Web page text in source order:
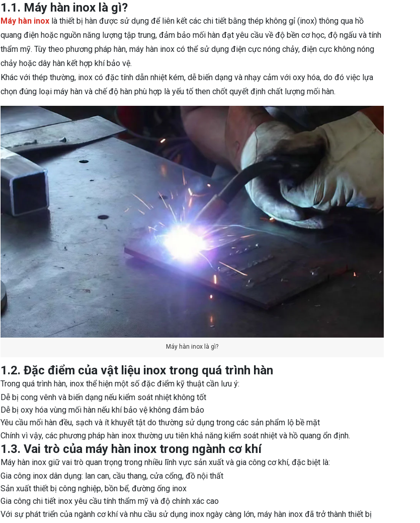
1.1. Máy hàn inox là gì?
Máy hàn inox là thiết bị hàn được sử dụng để liên kết các chi tiết bằng thép không gỉ (inox) thông qua hồ
quang điện hoặc nguồn năng lượng tập trung, đảm bảo mối hàn đạt yêu cầu về độ bền cơ học, độ ngấu và tính
thẩm mỹ. Tùy theo phương pháp hàn, máy hàn inox có thể sử dụng điện cực nóng chảy, điện cực không nóng
chảy hoặc dây hàn kết hợp khí bảo vệ.
Khác với thép thường, inox có đặc tính dẫn nhiệt kém, dễ biến dạng và nhạy cảm với oxy hóa, do đó việc lựa
chọn đúng loại máy hàn và chế độ hàn phù hợp là yếu tố then chốt quyết định chất lượng mối hàn.
Máy hàn inox là gì?
1.2. Đặc điểm của vật liệu inox trong quá trình hàn
Trong quá trình hàn, inox thể hiện một số đặc điểm kỹ thuật cần lưu ý:
Dễ bị cong vênh và biến dạng nếu kiểm soát nhiệt không tốt
Dễ bị oxy hóa vùng mối hàn nếu khí bảo vệ không đảm bảo
Yêu cầu mối hàn đều, sạch và ít khuyết tật do thường sử dụng trong các sản phẩm lộ bề mặt
Chính vì vậy, các phương pháp hàn inox thường ưu tiên khả năng kiểm soát nhiệt và hồ quang ổn định.
1.3. Vai trò của máy hàn inox trong ngành cơ khí
Máy hàn inox giữ vai trò quan trọng trong nhiều lĩnh vực sản xuất và gia công cơ khí, đặc biệt là:
Gia công inox dân dụng: lan can, cầu thang, cửa cổng, đồ nội thất
Sản xuất thiết bị công nghiệp, bồn bể, đường ống inox
Gia công chi tiết inox yêu cầu tính thẩm mỹ và độ chính xác cao
Với sự phát triển của ngành cơ khí và nhu cầu sử dụng inox ngày càng lớn, máy hàn inox đã trở thành thiết bị